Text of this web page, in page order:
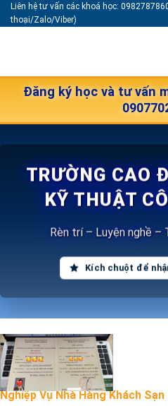
Skip
to
Liên hệ tư vấn các khoá học:
thoại/Zalo/Viber)
Đăng ký học và tư vấn
TRƯỜNG CAO
KỸ THUẬT
Rèn trí – Luyện nghề –
Kích chuột để
Nghiệp Vụ Nhà Hàng Khách Sạn